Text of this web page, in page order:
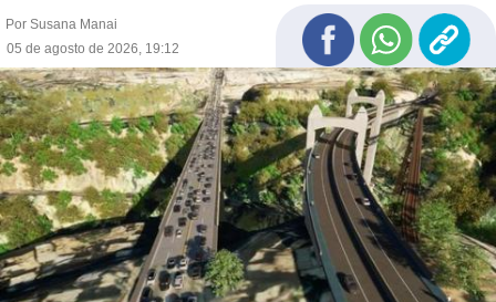
Por Susana Manai
05 de agosto de 2026, 19:12